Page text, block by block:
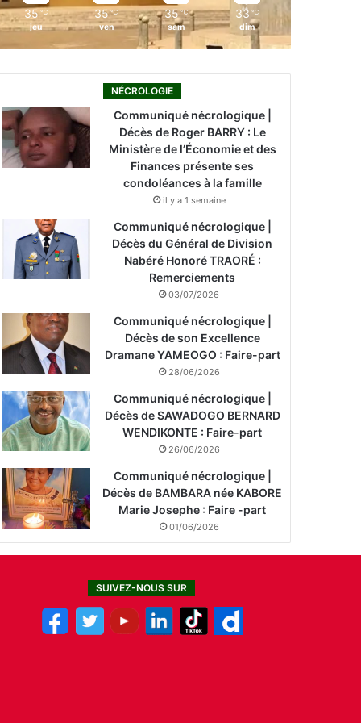
35 ℃
jeu
35 ℃
ven
35 ℃
sam
33 ℃
dim
NÉCROLOGIE
Communiqué nécrologique |
Décès de Roger BARRY : Le
Ministère de l’Économie et des
Finances présente ses
condoléances à la famille
il y a 1 semaine
Communiqué nécrologique |
Décès du Général de Division
Nabéré Honoré TRAORÉ :
Remerciements
03/07/2026
Communiqué nécrologique |
Décès de son Excellence
Dramane YAMEOGO : Faire-part
28/06/2026
Communiqué nécrologique |
Décès de SAWADOGO BERNARD
WENDIKONTE : Faire-part
26/06/2026
Communiqué nécrologique |
Décès de BAMBARA née KABORE
Marie Josephe : Faire -part
01/06/2026
SUIVEZ-NOUS SUR